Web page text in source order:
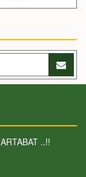
..!!